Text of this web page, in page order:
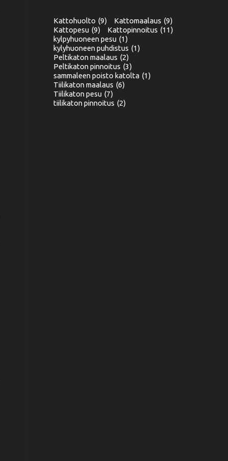
Kattohuolto (9) Kattomaalaus (9)
Kattopesu (9) Kattopinnoitus (11)
kylpyhuoneen pesu (1)
kylyhuoneen puhdistus (1)
Peltikaton maalaus (2)
Peltikaton pinnoitus (3)
sammaleen poisto katolta (1)
Tiilikaton maalaus (6)
Tiilikaton pesu (7)
tiilikaton pinnoitus (2)